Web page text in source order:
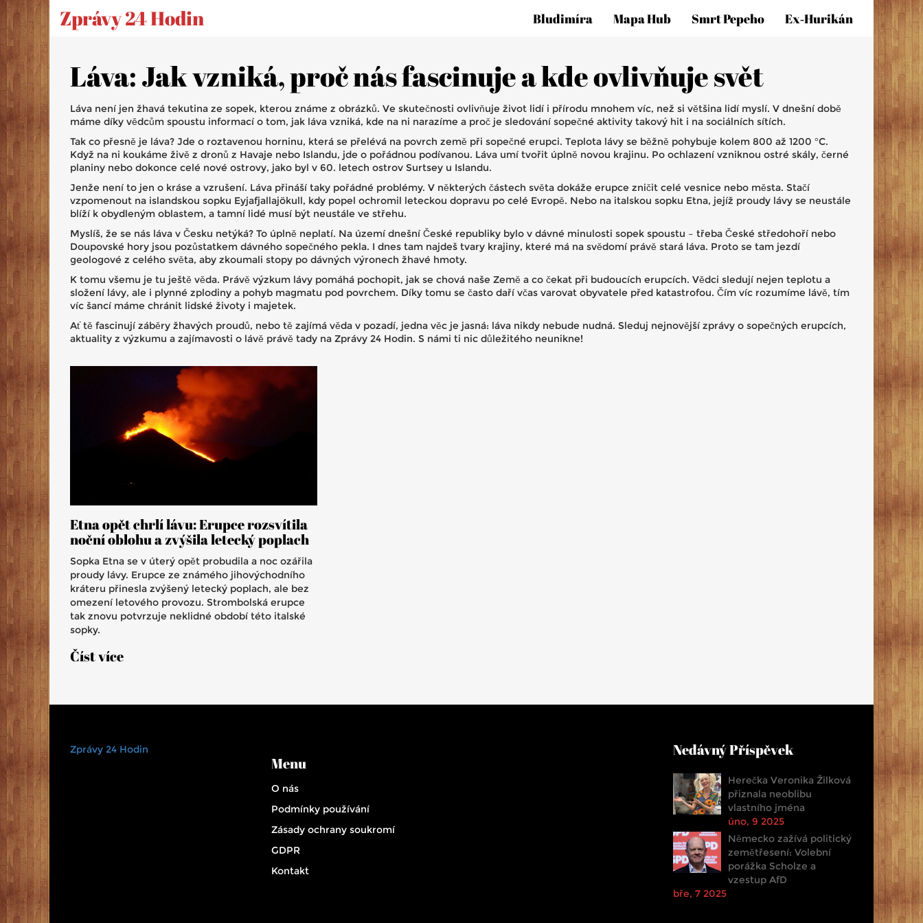
Zprávy 24 Hodin Bludimíra Mapa Hub Smrt Pepeho Ex‑hurikán
Láva: Jak vzniká, proč nás fascinuje a kde ovlivňuje svět
Láva není jen žhavá tekutina ze sopek, kterou známe z obrázků. Ve skutečnosti ovlivňuje život lidí i přírodu mnohem víc, než si většina lidí myslí. V dnešní době
máme díky vědcům spoustu informací o tom, jak láva vzniká, kde na ni narazíme a proč je sledování sopečné aktivity takový hit i na sociálních sítích.
Tak co přesně je láva? Jde o roztavenou horninu, která se přelévá na povrch země při sopečné erupci. Teplota lávy se běžně pohybuje kolem 800 až 1200 °C.
Když na ni koukáme živě z dronů z Havaje nebo Islandu, jde o pořádnou podívanou. Láva umí tvořit úplně novou krajinu. Po ochlazení vzniknou ostré skály, černé
planiny nebo dokonce celé nové ostrovy, jako byl v 60. letech ostrov Surtsey u Islandu.
Jenže není to jen o kráse a vzrušení. Láva přináší taky pořádné problémy. V některých částech světa dokáže erupce zničit celé vesnice nebo města. Stačí
vzpomenout na islandskou sopku Eyjafjallajökull, kdy popel ochromil leteckou dopravu po celé Evropě. Nebo na italskou sopku Etna, jejíž proudy lávy se neustále
blíží k obydleným oblastem, a tamní lidé musí být neustále ve střehu.
Myslíš, že se nás láva v Česku netýká? To úplně neplatí. Na území dnešní České republiky bylo v dávné minulosti sopek spoustu – třeba České středohoří nebo
Doupovské hory jsou pozůstatkem dávného sopečného pekla. I dnes tam najdeš tvary krajiny, které má na svědomí právě stará láva. Proto se tam jezdí
geologové z celého světa, aby zkoumali stopy po dávných výronech žhavé hmoty.
K tomu všemu je tu ještě věda. Právě výzkum lávy pomáhá pochopit, jak se chová naše Země a co čekat při budoucích erupcích. Vědci sledují nejen teplotu a
složení lávy, ale i plynné zplodiny a pohyb magmatu pod povrchem. Díky tomu se často daří včas varovat obyvatele před katastrofou. Čím víc rozumíme lávě, tím
víc šancí máme chránit lidské životy i majetek.
Ať tě fascinují záběry žhavých proudů, nebo tě zajímá věda v pozadí, jedna věc je jasná: láva nikdy nebude nudná. Sleduj nejnovější zprávy o sopečných erupcích,
aktuality z výzkumu a zajímavosti o lávě právě tady na Zprávy 24 Hodin. S námi ti nic důležitého neunikne!
Etna opět chrlí lávu: Erupce rozsvítila
noční oblohu a zvýšila letecký poplach
Sopka Etna se v úterý opět probudila a noc ozářila
proudy lávy. Erupce ze známého jihovýchodního
kráteru přinesla zvýšený letecký poplach, ale bez
omezení letového provozu. Strombolská erupce
tak znovu potvrzuje neklidné období této italské
sopky.
Číst více
Zprávy 24 Hodin
Menu
O nás
Podmínky používání
Zásady ochrany soukromí
GDPR
Kontakt
Nedávný Příspěvek
Herečka Veronika Žilková
přiznala neoblibu
vlastního jména
úno, 9 2025
Německo zažívá politický
zemětřesení: Volební
porážka Scholze a
vzestup AfD
bře, 7 2025